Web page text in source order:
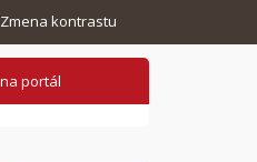
Zmena kontrastu